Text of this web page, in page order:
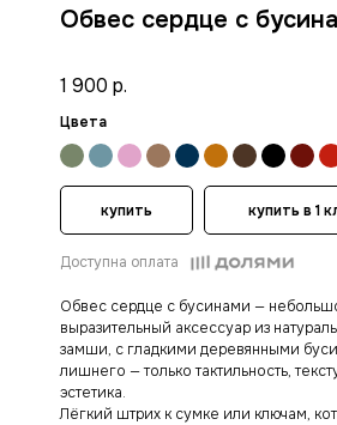
Обвес сердце с бусинами —
выразительный аксессуар из
замши, с гладкими деревянными
лишнего — только тактильность,
эстетика.
Лёгкий штрих к сумке или ключам,
1 900 р.
Цвета
Обвес сердце с
купить купить в 1
Доступна оплата